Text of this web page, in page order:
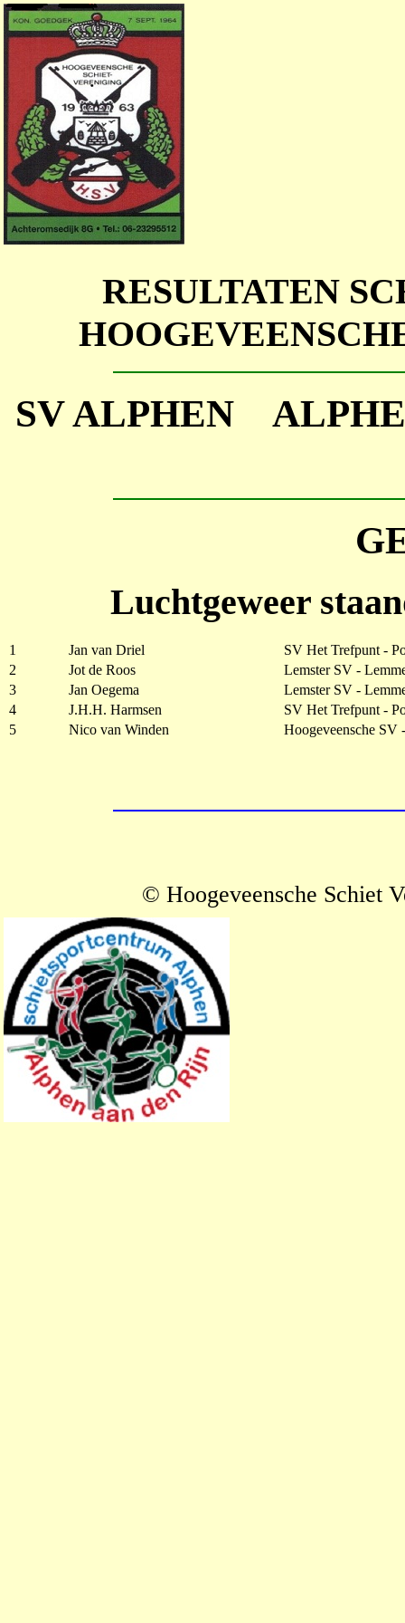
RESULTATEN
SV ALPHEN
Luchtgeweer
1 Jan van Driel
SV Het Trefpunt -
2
Jot de Roos
Lemster SV -
3
Jan Oegema
Lemster SV -
4
J.H.H. Harmsen
SV Het Trefpunt -
5
Nico van Winden Hoogeveensche SV
© Hoogeveensche Schiet